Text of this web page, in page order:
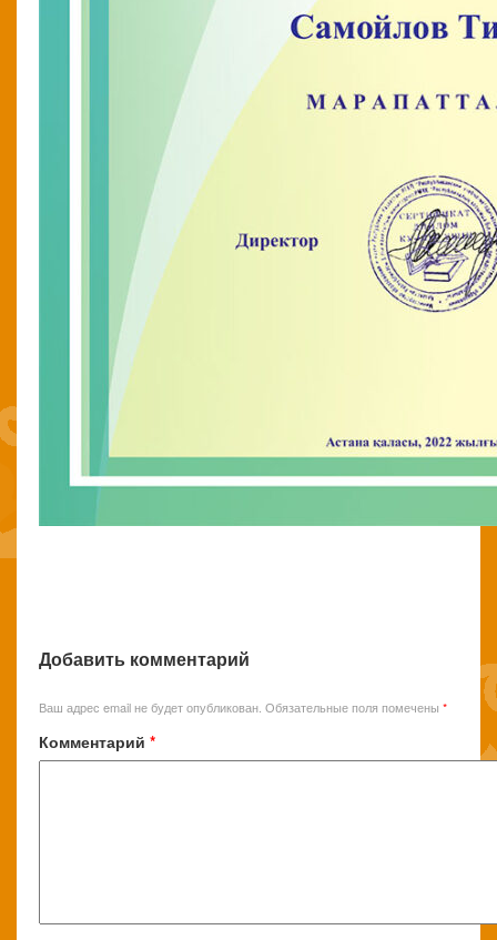
Добавить комментарий
Ваш адрес email не будет опубликован. Обязательные поля помечены *
Комментарий *